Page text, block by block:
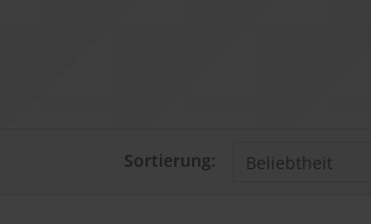
Sortierung: